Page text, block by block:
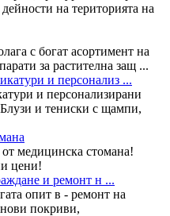
на територията на
с богат асортимент на
за растителна защ ...
и персонализ ...
и персонализирани
и тениски с щампи,
медицинска стомана!
цени!
и ремонт н ...
опит в - ремонт на
покриви,